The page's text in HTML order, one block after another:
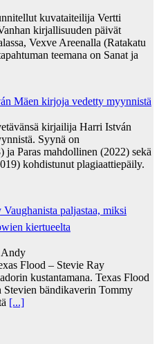
kuvataiteilija Vertti
kirjallisuuden päivät
Vexve Areenalla (Ratakatu
teemana on Sanat ja
Mäen kirjoja vedetty myynnistä
kirjailija Harri István
Syynä on
Paras mahdollinen (2022) sekä
kohdistunut plagiaattiepäily.
paljastaa, miksi
kiertueelta
Andy
Flood – Stevie Ray
kustantamana. Texas Flood
Stevien bändikaverin Tommy
[...]